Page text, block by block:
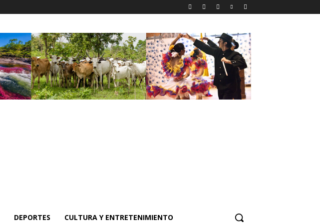
DEPORTES CULTURA Y ENTRETENIMIENTO